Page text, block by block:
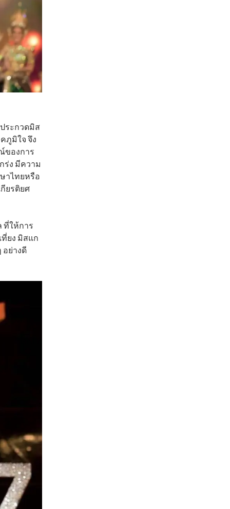
ระกวดมิส
ภูมิใจ จึง
ของการ
ร่ง มีความ
าไทยหรือ
ยรติยศ
ที่ให้การ
ยง มิสแก
อย่างดี